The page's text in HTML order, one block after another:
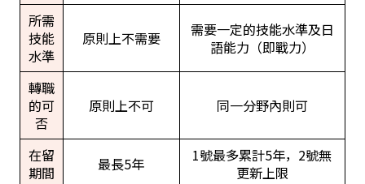
所需
技能
水準
原則上不需要
需要一定的技能水準及日
語能力（即戰力）
轉職
的可
否
原則上不可 同一分野內則可
在留
期間
最長5年
1號最多累計5年，2號無
更新上限